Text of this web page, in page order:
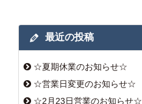
最近の投稿
☆夏期休業のお知らせ☆
☆営業日変更のお知らせ☆
☆2月23日営業のお知らせ☆